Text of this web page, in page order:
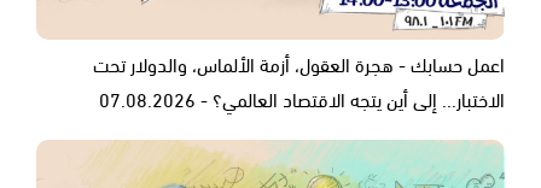
اعمل حسابك - هجرة العقول، أزمة الألماس، والدولار تحت
الاختبار... إلى أين يتجه الاقتصاد العالمي؟ - 07.08.2026